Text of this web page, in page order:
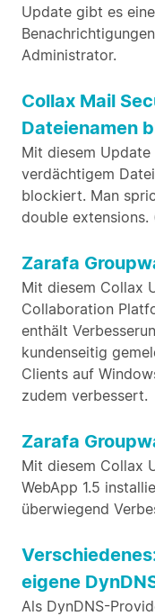
Update gibt es
Administrator.
Collax Mail
Dateienamen
Mit diesem
verdächtigem
blockiert. Man
double extensions.
Zarafa
Mit diesem Collax
Collaboration
enthält
kundenseitig
Clients auf
zudem verbessert.
Zarafa
Mit diesem Collax
WebApp 1.5
überwiegend
eigene
Als DynDNS-